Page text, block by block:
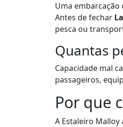
Uma
Antes de fechar
pesca ou
Quantas
Capacidade mal
passageiros,
Por que
A Estaleiro